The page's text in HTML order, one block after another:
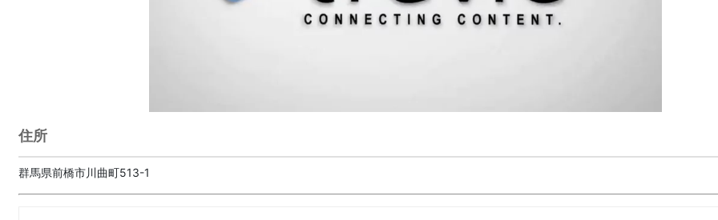
住所
群馬県前橋市川曲町513-1